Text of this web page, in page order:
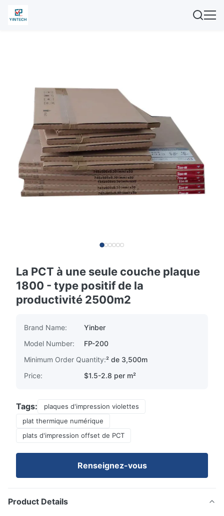
La PCT à une seule couche plaque
1800 - type positif de la
productivité 2500m2
Brand Name:
Yinber
Model Number:
FP-200
Minimum Order Quantity:² de 3,500m
Price:
$1.5-2.8 per m²
Tags:
plaques d'impression violettes
plat thermique numérique
plats d'impression offset de PCT
Renseignez-vous
Product Details